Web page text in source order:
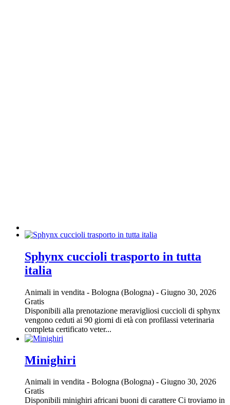
Sphynx cuccioli trasporto in tutta
italia
Animali in vendita - Bologna (Bologna) - Giugno 30, 2026
Gratis
Disponibili alla prenotazione meravigliosi cuccioli di sphynx
vengono ceduti ai 90 giorni di età con profilassi veterinaria
completa certificato veter...
Minighiri
Animali in vendita - Bologna (Bologna) - Giugno 30, 2026
Gratis
Disponibili minighiri africani buoni di carattere Ci troviamo in